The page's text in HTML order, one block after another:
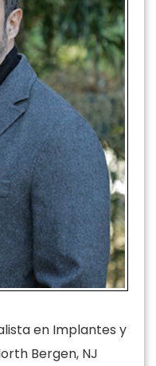
en Implantes y
Bergen, NJ